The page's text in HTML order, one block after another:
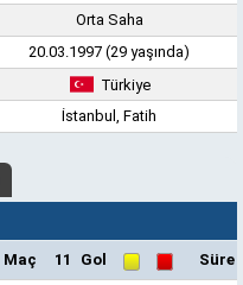
Orta Saha
20.03.1997 (29 yaşında)
Türkiye
İstanbul, Fatih
Maç 11 Gol
Süre